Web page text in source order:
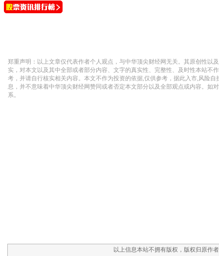
以上信息本站不拥有版权，版权归原作